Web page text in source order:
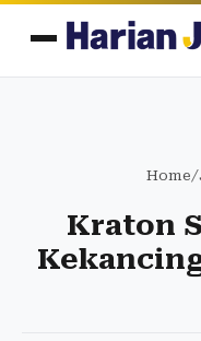
Home/
Kraton